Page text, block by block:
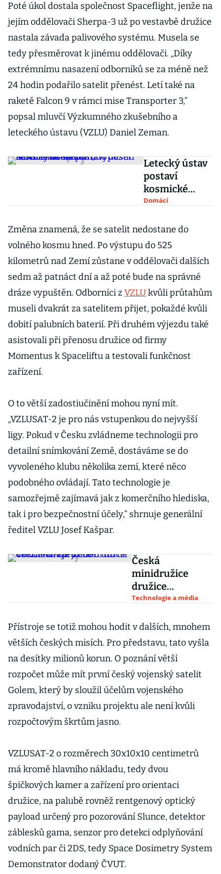
Poté úkol dostala společnost Spaceflight, jenže na
jejím oddělovači Sherpa-3 už po vestavbě družice
nastala závada palivového systému. Musela se
tedy přesměrovat k jinému oddělovači. „Díky
extrémnímu nasazení odborníků se za méně než
24 hodin podařilo satelit přenést. Letí také na
raketě Falcon 9 v rámci mise Transporter 3,“
popsal mluvčí Výzkumného zkušebního a
leteckého ústavu (VZLU) Daniel Zeman.
Letecký ústav
postaví
kosmické
centrum, do
do vesmíru
vypustit
satelitů
Domácí
Změna znamená, že se satelit nedostane do
volného kosmu hned. Po výstupu do 525
kilometrů nad Zemí zůstane v oddělovači dalších
sedm až patnáct dní a až poté bude na správné
dráze vypuštěn. Odborníci z VZLUkvůli průtahům
museli dvakrát za satelitem přijet, pokaždé kvůli
dobití palubních baterií. Při druhém výjezdu také
asistovali při přenosu družice od firmy
Momentus k Spaceliftu a testovali funkčnost
zařízení.
O to větší zadostiučinění mohou nyní mít.
„VZLUSAT-2 je pro nás vstupenkou do nejvyšší
ligy. Pokud v Česku zvládneme technologii pro
detailní snímkování Země, dostáváme se do
vyvoleného klubu několika zemí, které něco
podobného ovládají. Tato technologie je
samozřejmě zajímavá jak z komerčního hlediska,
tak i pro bezpečnostní účely,“ shrnuje generální
ředitel VZLU Josef Kašpar.
Česká
minidružice
družice
VZLUSAT-1 je již
oběžné dráze
Země
Technologie a média
Přístroje se totiž mohou hodit v dalších, mnohem
větších českých misích. Pro představu, tato vyšla
na desítky milionů korun. O poznání větší
rozpočet může mít první český vojenský satelit
Golem, který by sloužil účelům vojenského
zpravodajství, o vzniku projektu ale není kvůli
rozpočtovým škrtům jasno.
VZLUSAT-2 o rozměrech 30x10x10 centimetrů
má kromě hlavního nákladu, tedy dvou
špičkových kamer a zařízení pro orientaci
družice, na palubě rovněž rentgenový optický
payload určený pro pozorování Slunce, detektor
záblesků gama, senzor pro detekci odplyňování
vodních par či 2DS, tedy Space Dosimetry System
Demonstrator dodaný ČVUT.